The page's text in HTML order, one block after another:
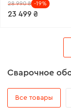
28 990 ₴ -19%
23 499 ₴
Сварочное
Все товары